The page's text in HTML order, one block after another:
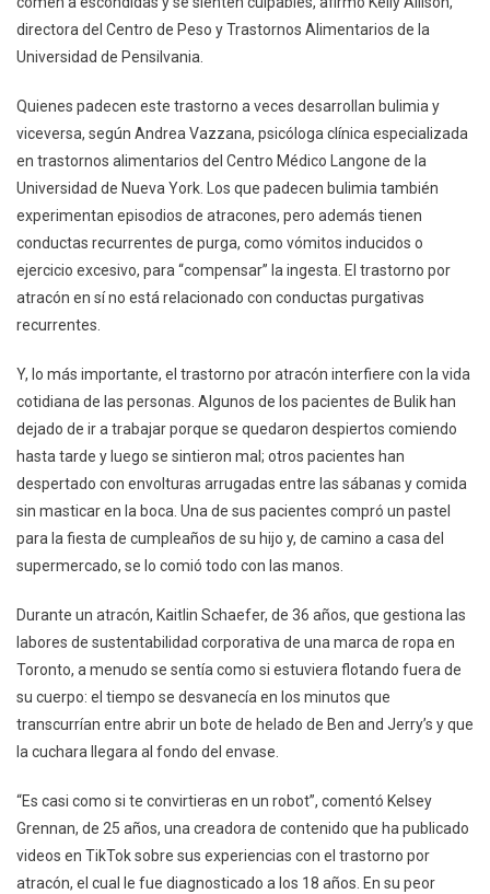
directora del Centro de Peso y Trastornos Alimentarios de la
Universidad de Pensilvania.
Quienes padecen este trastorno a veces desarrollan bulimia y
viceversa, según Andrea Vazzana, psicóloga clínica especializada
en trastornos alimentarios del Centro Médico Langone de la
Universidad de Nueva York. Los que padecen bulimia también
experimentan episodios de atracones, pero además tienen
conductas recurrentes de purga, como vómitos inducidos o
ejercicio excesivo, para “compensar” la ingesta. El trastorno por
atracón en sí no está relacionado con conductas purgativas
recurrentes.
Y, lo más importante, el trastorno por atracón interfiere con la vida
cotidiana de las personas. Algunos de los pacientes de Bulik han
dejado de ir a trabajar porque se quedaron despiertos comiendo
hasta tarde y luego se sintieron mal; otros pacientes han
despertado con envolturas arrugadas entre las sábanas y comida
sin masticar en la boca. Una de sus pacientes compró un pastel
para la fiesta de cumpleaños de su hijo y, de camino a casa del
supermercado, se lo comió todo con las manos.
Durante un atracón, Kaitlin Schaefer, de 36 años, que gestiona las
labores de sustentabilidad corporativa de una marca de ropa en
Toronto, a menudo se sentía como si estuviera flotando fuera de
su cuerpo: el tiempo se desvanecía en los minutos que
transcurrían entre abrir un bote de helado de Ben and Jerry’s y que
la cuchara llegara al fondo del envase.
“Es casi como si te convirtieras en un robot”, comentó Kelsey
Grennan, de 25 años, una creadora de contenido que ha publicado
videos en TikTok sobre sus experiencias con el trastorno por
atracón, el cual le fue diagnosticado a los 18 años. En su peor